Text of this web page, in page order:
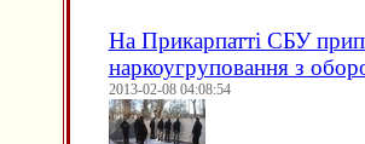
На Прикарпатті СБУ
наркоугруповання з
2013-02-08 04:08:54